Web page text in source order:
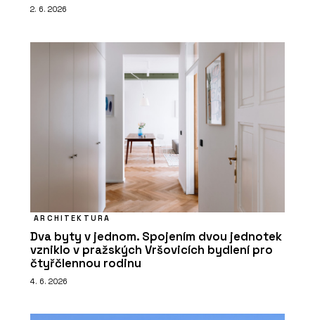
2. 6. 2026
ARCHITEKTURA
Dva byty v jednom. Spojením dvou jednotek
vzniklo v pražských Vršovicích bydlení pro
čtyřčlennou rodinu
4. 6. 2026